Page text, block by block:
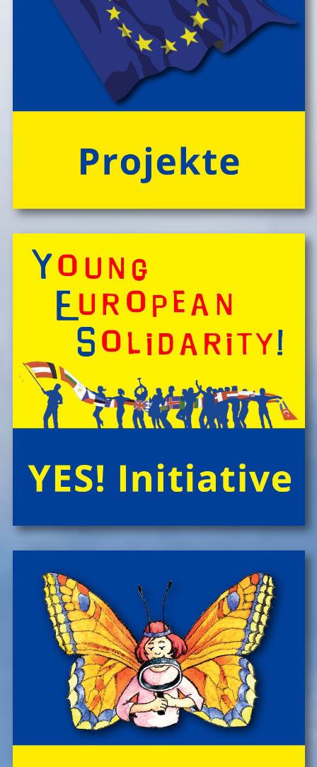
erkunden und viele weitere Abenteuer erleben!
Engagierte und bestens motivierte Outdoor-
PĂ¤dagog*innen wissen zu begeistern. Sie sorgen rund
um die Uhr um das Wohl der Kinder, fĂźr Bewegung
und Freude im Camp-Alltag, â€Ś ebenso fĂźr die
gemeinsam vor Ort, in der speziellen Outdoor-Station
'CateringInsel' frisch zubereiteten, kĂśstlichen Bio-
Mahlzeiten!
Spontan anfragen,